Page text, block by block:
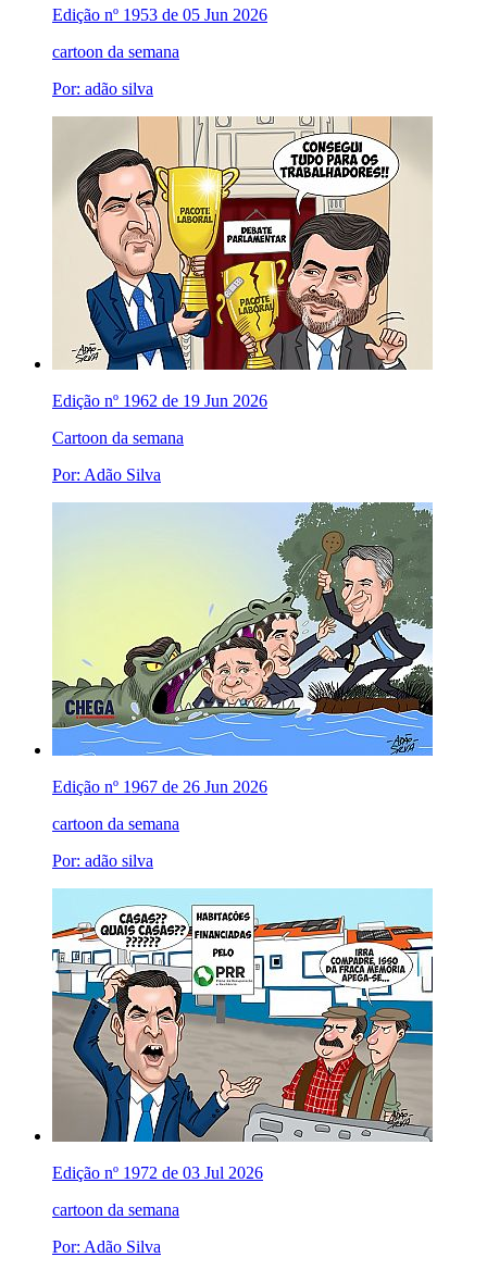
Edição nº 1953 de 05 Jun 2026
cartoon da semana
Por: adão silva
Edição nº 1962 de 19 Jun 2026
Cartoon da semana
Por: Adão Silva
Edição nº 1967 de 26 Jun 2026
cartoon da semana
Por: adão silva
Edição nº 1972 de 03 Jul 2026
cartoon da semana
Por: Adão Silva